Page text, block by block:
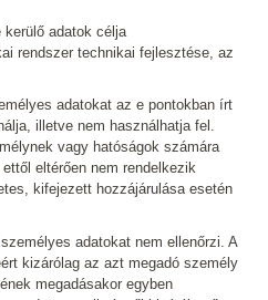
adatok célja
rendszer technikai fejlesztése, az
adatokat az e pontokban írt
illetve nem használhatja fel.
vagy hatóságok számára
eltérően nem rendelkezik
kifejezett hozzájárulása esetén
adatokat nem ellenőrzi. A
kizárólag az azt megadó személy
megadásakor egyben